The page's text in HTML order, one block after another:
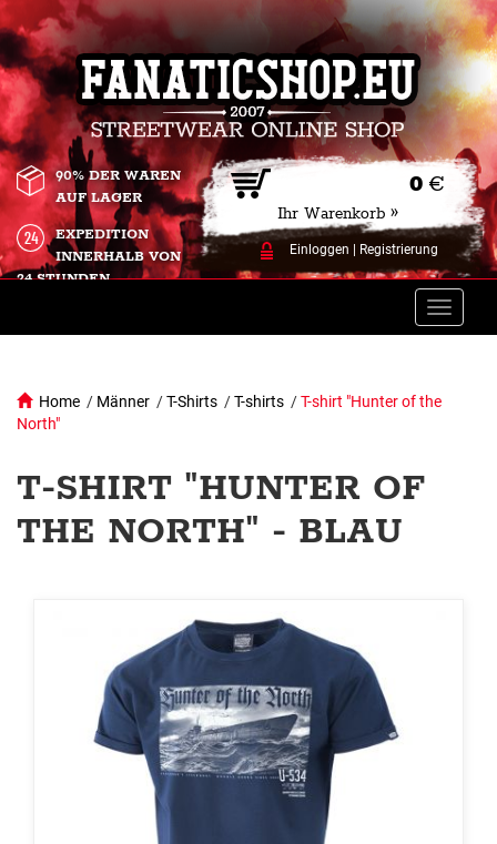
0 €
Ihr Warenkorb »
Einloggen Registrierung
90% DER WAREN
AUF LAGER
EXPEDITION
INNERHALB VON
24 STUNDEN.
Toggle
Home / Männer /T-Shirts /T-shirts /T-shirt "Hunter of the
North"
T-SHIRT "HUNTER OF
THE NORTH" - BLAU